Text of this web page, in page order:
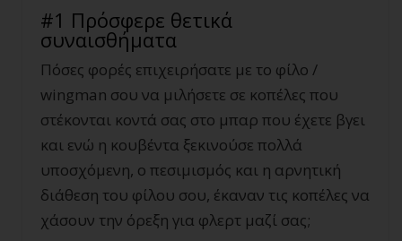
#1 Πρόσφερε θετικά
συναισθήματα
Πόσες φορές επιχειρήσατε με το φίλο /
wingman σου να μιλήσετε σε κοπέλες που
στέκονται κοντά σας στο μπαρ που έχετε βγει
και ενώ η κουβέντα ξεκινούσε πολλά
υποσχόμενη, ο πεσιμισμός και η αρνητική
διάθεση του φίλου σου, έκαναν τις κοπέλες να
χάσουν την όρεξη για φλερτ μαζί σας;